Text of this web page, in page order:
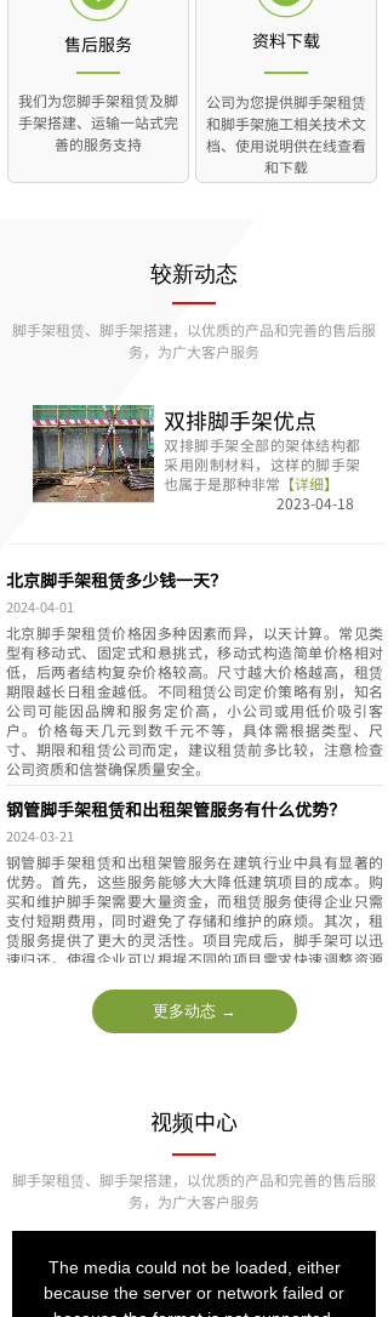
售后服务
我们为您脚手架租赁及脚
手架搭建、运输一站式完
善的服务支持
资料下载
公司为您提供脚手架租赁
和脚手架施工相关技术文
档、使用说明供在线查看
和下载
脚手架租赁、脚手架搭建， 以优质的产品和完善的售后服
务，为广大客户服务
较新动态
更多动态 →
双排脚手架优点
双排脚手架全部的架体结构都
采用刚制材料，这样的脚手架
也属于是那种非常 【详细】
2023-04-18
北京脚手架租赁多少钱一天？
2024-04-01
北京脚手架租赁价格因多种因素而异，以天计算。常见类
型有移动式、固定式和悬挑式，移动式构造简单价格相对
低，后两者结构复杂价格较高。尺寸越大价格越高，租赁
期限越长日租金越低。不同租赁公司定价策略有别，知名
公司可能因品牌和服务定价高，小公司或用低价吸引客
户。价格每天几元到数千元不等，具体需根据类型、尺
寸、期限和租赁公司而定，建议租赁前多比较，注意检查
公司资质和信誉确保质量安全。
钢管脚手架租赁和出租架管服务有什么优势？
2024-03-21
钢管脚手架租赁和出租架管服务在建筑行业中具有显著的
优势。首先，这些服务能够大大降低建筑项目的成本。购
买和维护脚手架需要大量资金，而租赁服务使得企业只需
支付短期费用，同时避免了存储和维护的麻烦。其次，租
赁服务提供了更大的灵活性。项目完成后，脚手架可以迅
速归还，使得企业可以根据不同的项目需求快速调整资源
和安全检查服务，确保脚手架的稳定性和安全性，降低工
地事故的风险。总的来说，钢管脚手架租赁和出租架管服
务通过降低成本、提高灵活性和增强安全性，为建筑行业
在脚手架租赁站，钢管的打捆工作是一项重要的日常操
效。打捆的过程需要细致、精确并符合行业规范，以下是
钢管打捆的基本步骤和注意事项：
1. 准备工具和材料：打捆前，需要准备好打捆用的绳子、
牢固。
2. 分类和整理：将钢管按照不同的规格和尺寸进行分类整
理，确保同类型的钢管放在一起，方便后续打捆操作。
视频中心
脚手架租赁、脚手架搭建， 以优质的产品和完善的售后服
务，为广大客户服务